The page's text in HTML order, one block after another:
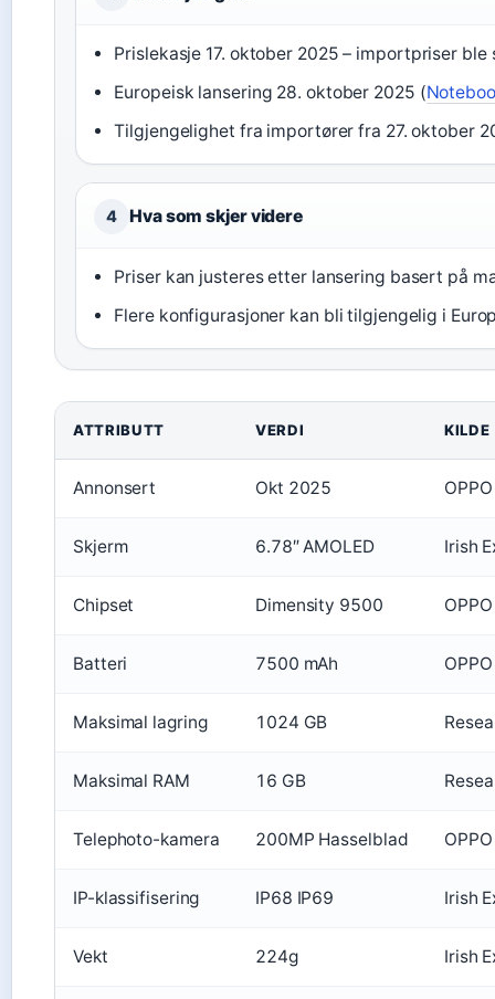
Prislekasje 17. oktober 2025 – importpriser ble
Europeisk lansering 28. oktober 2025 (
Tilgjengelighet fra importører fra 27. oktober
4 Hva som skjer videre
Priser kan justeres etter lansering basert på
Flere konfigurasjoner kan bli tilgjengelig i
ATTRIBUTT VERDI KILDE
Annonsert Okt 2025
Skjerm 6.78″ AMOLED Irish
Chipset Dimensity 9500
Batteri 7500 mAh
Maksimal lagring 1024 GB
Maksimal RAM 16 GB
Telephoto-kamera 200MP Hasselblad
IP-klassifisering IP68 IP69 Irish
Vekt 224g Irish